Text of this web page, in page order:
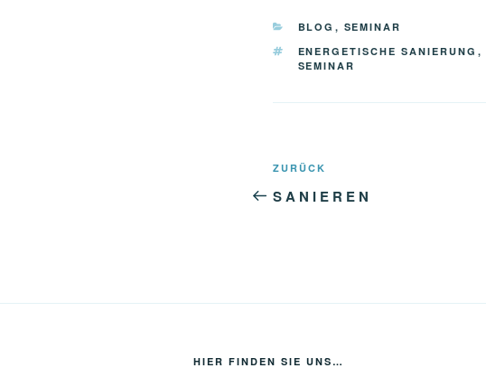
KATEGORIEN
BLOG , SEMINAR
SCHLAGWÖRTER
ENERGETISCHE SANIERUNG ,
SEMINAR
Beitragsnavigation
Vorheriger
Beitrag
ZURÜCK
S A N I E R E N
HIER FINDEN SIE UNS…